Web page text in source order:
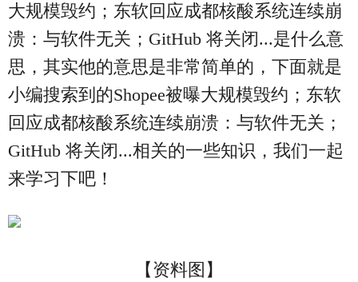
大规模毁约；东软回应成都核酸系统连续崩
溃：与软件无关；GitHub 将关闭...是什么意
思，其实他的意思是非常简单的，下面就是
小编搜索到的Shopee被曝大规模毁约；东软
回应成都核酸系统连续崩溃：与软件无关；
GitHub 将关闭...相关的一些知识，我们一起
来学习下吧！
【资料图】